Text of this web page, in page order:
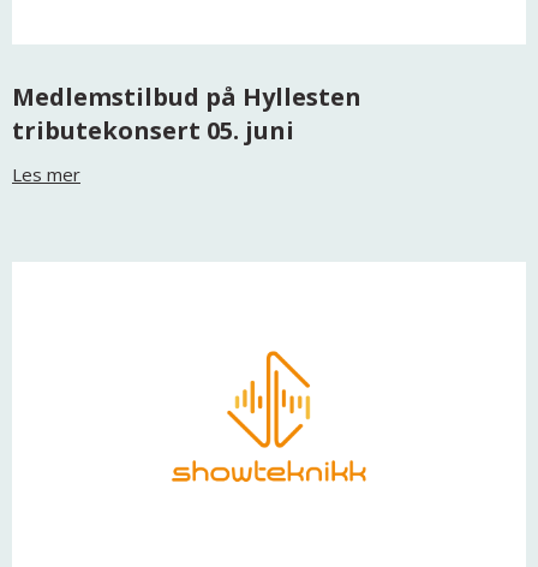
Medlemstilbud på Hyllesten
tributekonsert 05. juni
Les mer